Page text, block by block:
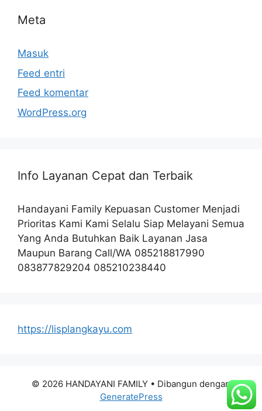
Meta
Masuk
Feed entri
Feed komentar
WordPress.org
Info Layanan Cepat dan Terbaik
Handayani Family Kepuasan Customer Menjadi
Prioritas Kami Kami Selalu Siap Melayani Semua
Yang Anda Butuhkan Baik Layanan Jasa
Maupun Barang Call/WA 085218817990
083877829204 085210238440
https://lisplangkayu.com
© 2026 HANDAYANI FAMILY • Dibangun dengan
GeneratePress